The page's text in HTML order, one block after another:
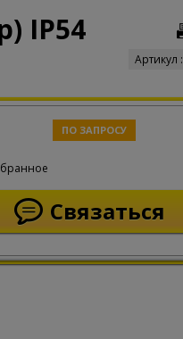
IP54
Артикул :
ПО ЗАПРОСУ
Связаться